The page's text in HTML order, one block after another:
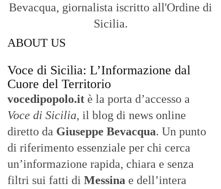
Bevacqua, giornalista iscritto all'Ordine di
Sicilia.
ABOUT US
Voce di Sicilia: L’Informazione dal
Cuore del Territorio
vocedipopolo.it è la porta d’accesso a
Voce di Sicilia, il blog di news online
diretto da Giuseppe Bevacqua. Un punto
di riferimento essenziale per chi cerca
un’informazione rapida, chiara e senza
filtri sui fatti di Messina e dell’intera